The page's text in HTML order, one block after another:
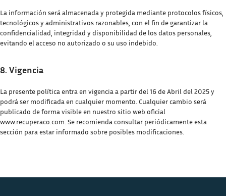
La información será almacenada y protegida mediante protocolos físicos,
tecnológicos y administrativos razonables, con el fin de garantizar la
confidencialidad, integridad y disponibilidad de los datos personales,
evitando el acceso no autorizado o su uso indebido.
8. Vigencia
La presente política entra en vigencia a partir del 16 de Abril del 2025 y
podrá ser modificada en cualquier momento. Cualquier cambio será
publicado de forma visible en nuestro sitio web oficial
www.recuperaco.com. Se recomienda consultar periódicamente esta
sección para estar informado sobre posibles modificaciones.